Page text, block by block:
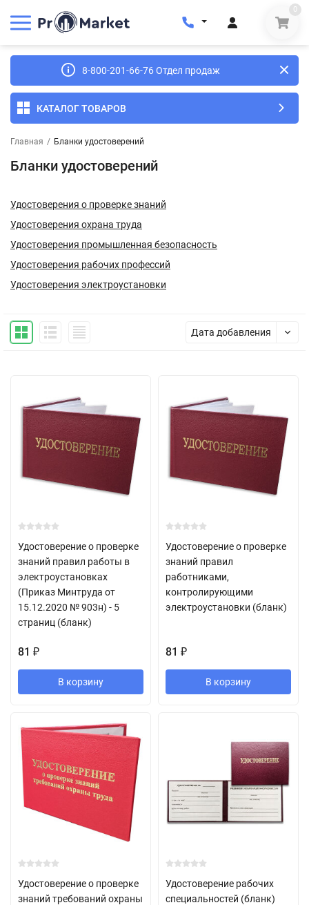
0
8-800-201-66-76 Отдел продаж
КАТАЛОГ ТОВАРОВ
Главная / Бланки удостоверений
Бланки удостоверений
Удостоверения о проверке знаний
Удостоверения охрана труда
Удостоверения промышленная безопасность
Удостоверения рабочих профессий
Удостоверения электроустановки
Дата добавления
Удостоверение о проверке
знаний правил работы в
электроустановках
(Приказ Минтруда от
15.12.2020 № 903н) - 5
страниц (бланк)
81 ₽
В корзину
Удостоверение о проверке
знаний правил
работниками,
контролирующими
электроустановки (бланк)
81 ₽
В корзину
Удостоверение о проверке
знаний требований охраны
Удостоверение рабочих
специальностей (бланк)